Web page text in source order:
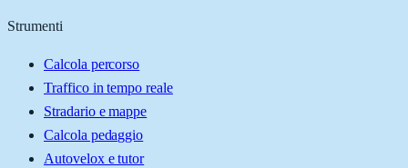
Strumenti
Calcola percorso
Traffico in tempo reale
Stradario e mappe
Calcola pedaggio
Autovelox e tutor